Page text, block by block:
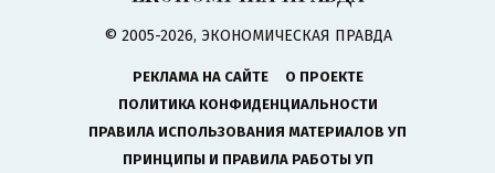
© 2005-2026, ЭКОНОМИЧЕСКАЯ ПРАВДА
РЕКЛАМА НА САЙТЕ
О ПРОЕКТЕ
ПОЛИТИКА КОНФИДЕНЦИАЛЬНОСТИ
ПРАВИЛА ИСПОЛЬЗОВАНИЯ МАТЕРИАЛОВ УП
ПРИНЦИПЫ И ПРАВИЛА РАБОТЫ УП